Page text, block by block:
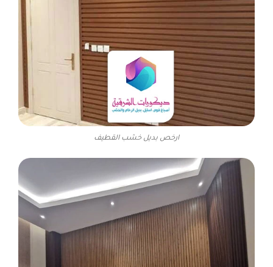
ارخص بديل خشب القطيف